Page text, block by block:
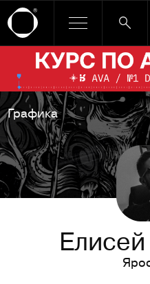
Ссылка баннера
Графика